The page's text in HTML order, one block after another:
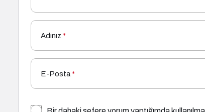
Adınız *
E-Posta*